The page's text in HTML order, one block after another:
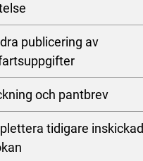
publicering av
och pantbrev
tidigare inskickad